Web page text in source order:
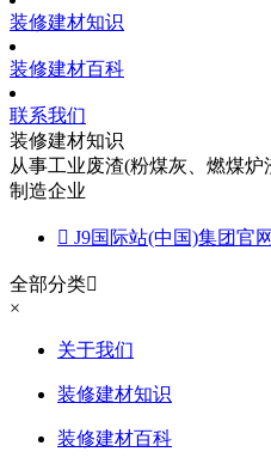
装修建材知识
装修建材百科
联系我们
装修建材知识
从事工业废渣(粉煤灰、燃煤
制造企业
 J9国际站(中国)集团官网
全部分类
×
关于我们
装修建材知识
装修建材百科